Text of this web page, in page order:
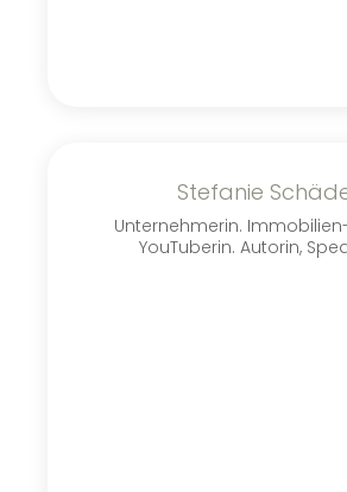
Stefanie
Unternehmerin.
YouTuberin. Autorin,